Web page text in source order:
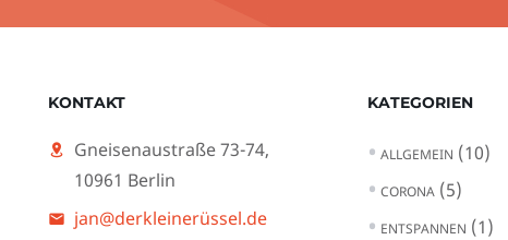
KONTAKT
Gneisenaustraße 73-74,
10961 Berlin
jan@derkleinerüssel.de
KATEGORIEN
ALLGEMEIN (10)
CORONA(5)
ENTSPANNEN (1)